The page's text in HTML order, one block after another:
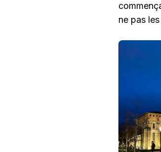
ne pas